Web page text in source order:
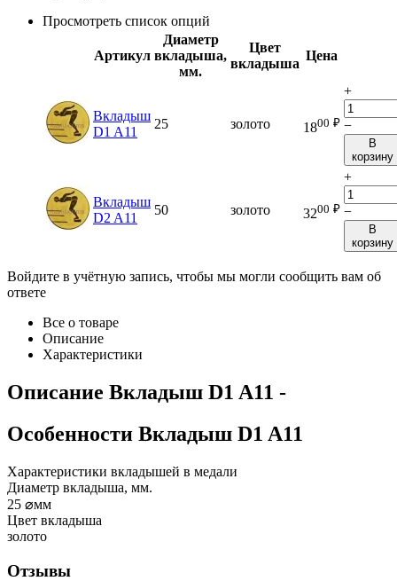
Просмотреть список опций
Артикул
Диаметр
вкладыша,
мм.
Цвет
вкладыша
Цена
Вкладыш
D1 A11
25 золото 1800 ₽
+
−
В
корзину
Вкладыш
D2 A11
50 золото 3200 ₽
+
−
В
корзину
Войдите в учётную запись, чтобы мы могли сообщить вам об
ответе
Все о товаре
Описание
Характеристики
Описание Вкладыш D1 A11 -
Особенности Вкладыш D1 A11
Характеристики вкладышей в медали
Диаметр вкладыша, мм.
25 ⌀мм
Цвет вкладыша
золото
Отзывы